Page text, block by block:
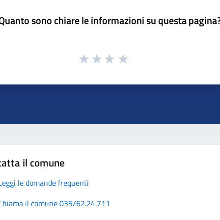
sono chiare le informazioni su questa
il comune
le domande frequenti
il comune 035/62.24.711